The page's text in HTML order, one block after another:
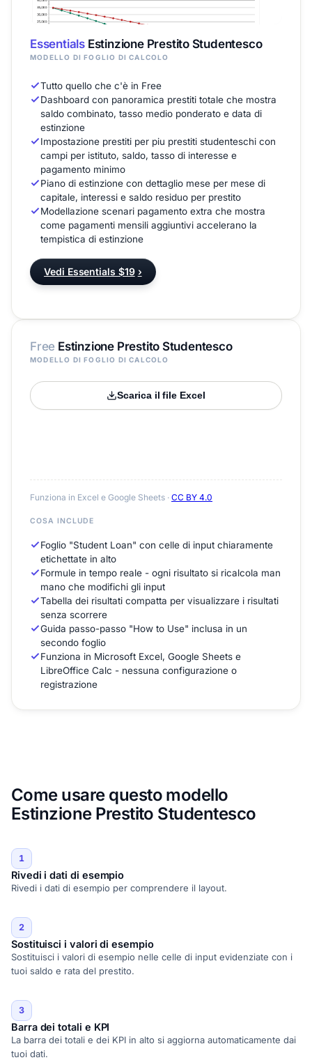
Free Estinzione Prestito Studentesco
MODELLO DI FOGLIO DI CALCOLO
Scarica il file Excel
Funziona in Excel e Google Sheets · CC BY 4.0
COSA INCLUDE
Foglio "Student Loan" con celle di input chiaramente
etichettate in alto
Formule in tempo reale - ogni risultato si ricalcola man
mano che modifichi gli input
Tabella dei risultati compatta per visualizzare i risultati
senza scorrere
Guida passo-passo "How to Use" inclusa in un
secondo foglio
Funziona in Microsoft Excel, Google Sheets e
LibreOffice Calc - nessuna configurazione o
registrazione
EssentialsEstinzione Prestito Studentesco
MODELLO DI FOGLIO DI CALCOLO
Tutto quello che c'è in Free
Dashboard con panoramica prestiti totale che mostra
saldo combinato, tasso medio ponderato e data di
estinzione
Impostazione prestiti per piu prestiti studenteschi con
campi per istituto, saldo, tasso di interesse e
pagamento minimo
Piano di estinzione con dettaglio mese per mese di
capitale, interessi e saldo residuo per prestito
Modellazione scenari pagamento extra che mostra
come pagamenti mensili aggiuntivi accelerano la
tempistica di estinzione
Vedi Essentials $19 ›
Come usare questo modello
Estinzione Prestito Studentesco
1
Rivedi i dati di esempio
Rivedi i dati di esempio per comprendere il layout.
2
Sostituisci i valori di esempio
Sostituisci i valori di esempio nelle celle di input evidenziate con i
tuoi saldo e rata del prestito.
3
Barra dei totali e KPI
La barra dei totali e dei KPI in alto si aggiorna automaticamente dai
tuoi dati.